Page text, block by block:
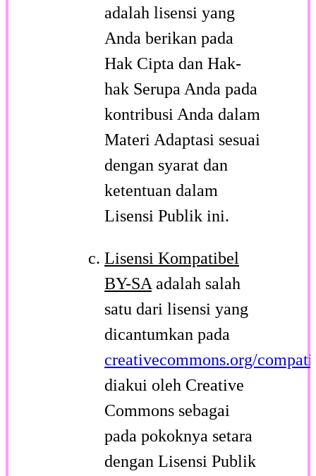
adalah lisensi yang
Anda berikan pada
Hak Cipta dan Hak-
hak Serupa Anda pada
kontribusi Anda dalam
Materi Adaptasi sesuai
dengan syarat dan
ketentuan dalam
Lisensi Publik ini.
Lisensi Kompatibel
BY-SA adalah salah
satu dari lisensi yang
dicantumkan pada
creativecommons.org/
diakui oleh Creative
Commons sebagai
pada pokoknya setara
dengan Lisensi Publik